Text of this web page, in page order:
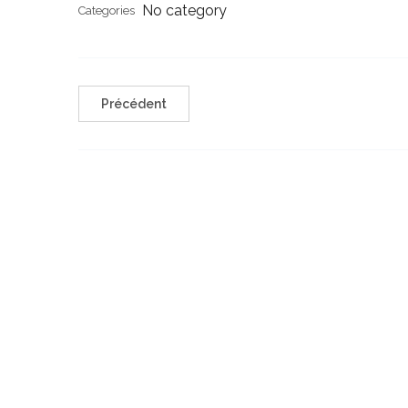
Categories No category
Précédent